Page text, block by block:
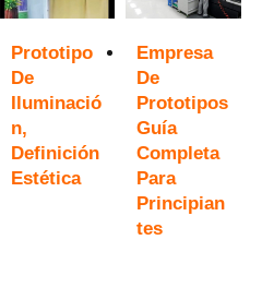
Prototipo
De
Iluminació
N,
Definición
Estética
Empresa
De
Prototipos
Guía
Completa
Para
Principian
Tes